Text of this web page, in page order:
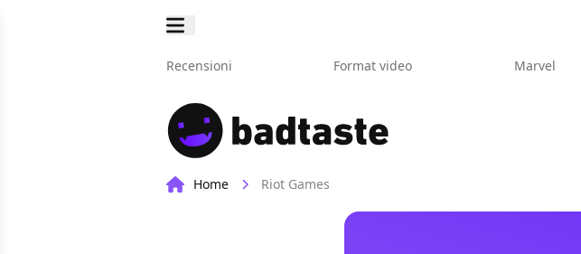
Recensioni Format video Marvel
Home Riot Games